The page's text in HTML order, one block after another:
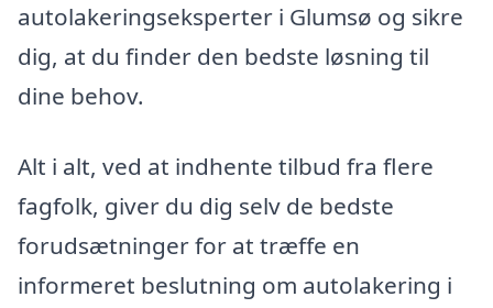
autolakeringseksperter i Glumsø og sikre
dig, at du finder den bedste løsning til
dine behov.
Alt i alt, ved at indhente tilbud fra flere
fagfolk, giver du dig selv de bedste
forudsætninger for at træffe en
informeret beslutning om autolakering i